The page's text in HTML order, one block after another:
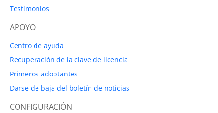
Testimonios
APOYO
Centro de ayuda
Recuperación de la clave de licencia
Primeros adoptantes
Darse de baja del boletín de noticias
CONFIGURACIÓN